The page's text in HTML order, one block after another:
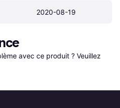
2020-08-19
avec ce produit ? Veuillez